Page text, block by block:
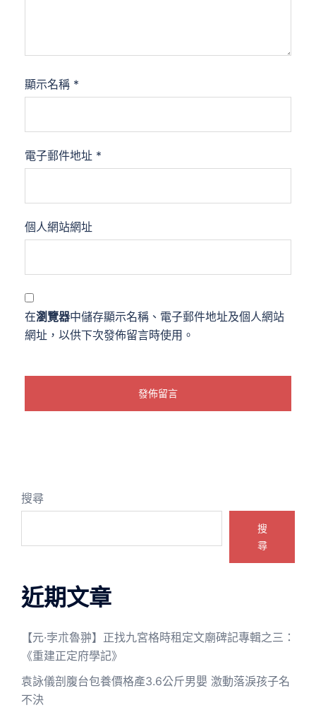
顯示名稱 *
電子郵件地址 *
個人網站網址
在瀏覽器中儲存顯示名稱、電子郵件地址及個人網站
網址，以供下次發佈留言時使用。
搜尋
搜
尋
近期文章
【元·孛朮魯翀】正找九宮格時租定文廟碑記專輯之三：
《重建正定府學記》
袁詠儀剖腹台包養價格產3.6公斤男嬰 激動落淚孩子名
不決